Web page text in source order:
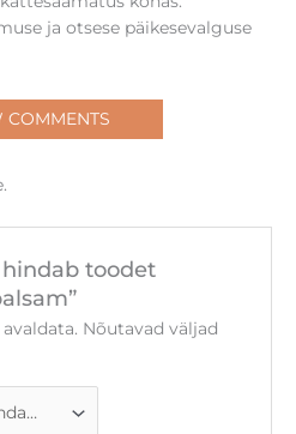
ja otsese päikesevalguse
COMMENTS
toodet
Nõutavad väljad